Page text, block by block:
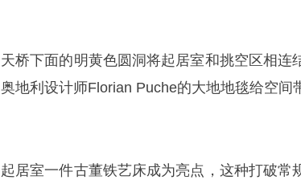
天桥下面的明黄色圆洞将起居室和挑空区相连
奥地利设计师Florian Puche的大地地毯给空间
起居室一件古董铁艺床成为亮点，这种打破常